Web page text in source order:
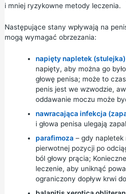
i mniej ryzykowne metody leczenia.
Następujące stany wpływają na
mogą wymagać obrzezania:
napięty napletek (stulejka)
napięty, aby można go
głowę penisa; może to
penis jest we wzwodzie,
oddawanie moczu może
nawracająca infekcja
i głowa penisa ulegają
parafimoza – gdy napletek
pierwotnej pozycji po
ból głowy prącia;
leczenie, aby uniknąć
ograniczony dopływ krwi